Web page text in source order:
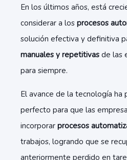
En los últimos años, está
considerar a los procesos
solución efectiva y definitiva
manuales y repetitivas de las
para siempre.
El avance de la tecnología ha
perfecto para que las
incorporar procesos
trabajos, logrando que se
anteriormente perdido en